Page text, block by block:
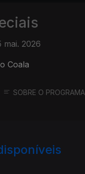
mai. 2026
Coala
SOBRE O PROGRAMA